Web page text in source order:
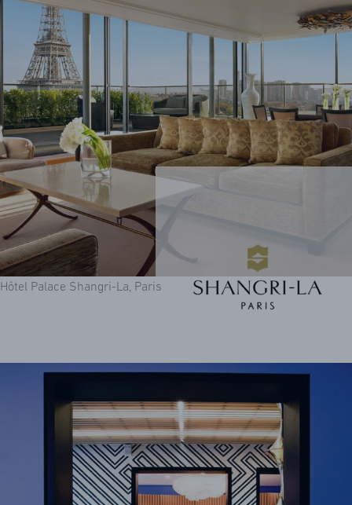
Hôtel Palace Shangri-La, Paris